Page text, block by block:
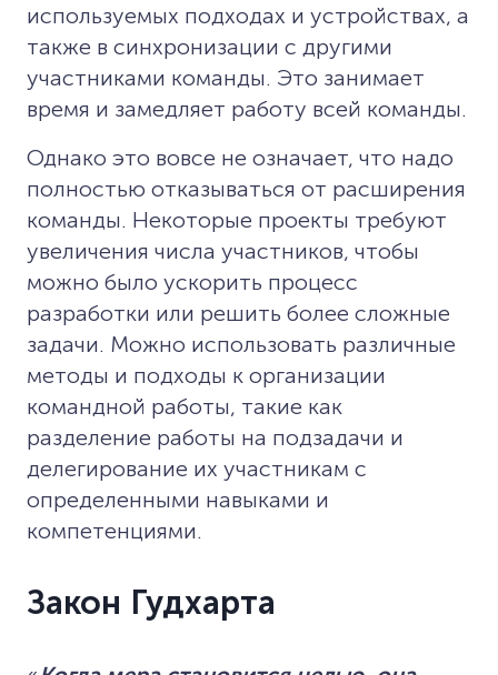
используемых подходах и устройствах, а
также в синхронизации с другими
участниками команды. Это занимает
время и замедляет работу всей команды.
Однако это вовсе не означает, что надо
полностью отказываться от расширения
команды. Некоторые проекты требуют
увеличения числа участников, чтобы
можно было ускорить процесс
разработки или решить более сложные
задачи. Можно использовать различные
методы и подходы к организации
командной работы, такие как
разделение работы на подзадачи и
делегирование их участникам с
определенными навыками и
компетенциями.
Закон Гудхарта